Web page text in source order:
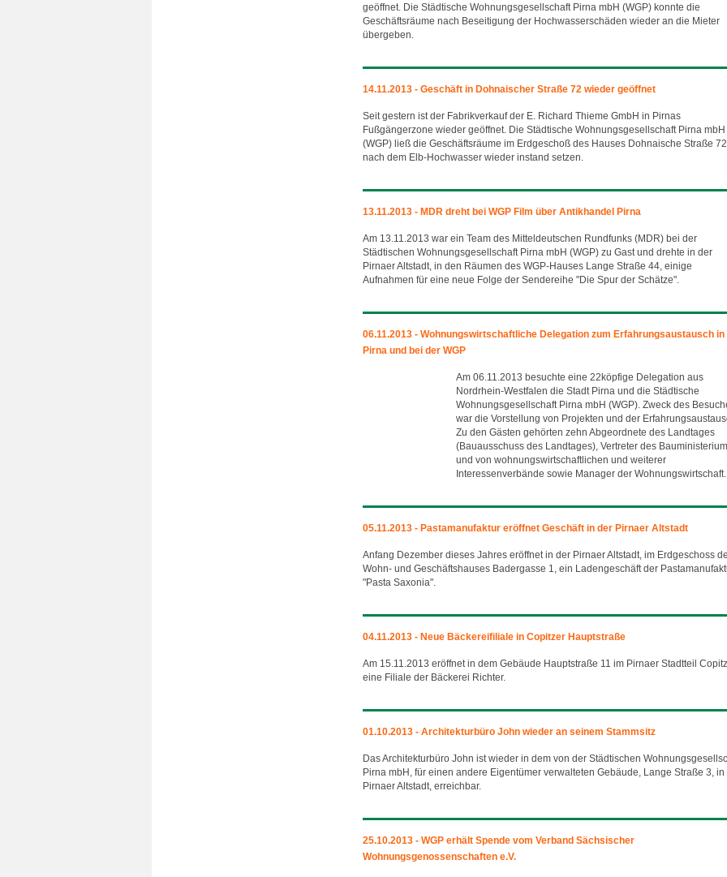
geöffnet. Die Städtische Wohnungsgesellschaft Pirna mbH (WGP) konnte die
Geschäftsräume nach Beseitigung der Hochwasserschäden wieder an die Mieter
übergeben.
14.11.2013 - Geschäft in Dohnaischer Straße 72 wieder geöffnet
Seit gestern ist der Fabrikverkauf der E. Richard Thieme GmbH in Pirnas
Fußgängerzone wieder geöffnet. Die Städtische Wohnungsgesellschaft Pirna mbH
(WGP) ließ die Geschäftsräume im Erdgeschoß des Hauses Dohnaische Straße 72
nach dem Elb-Hochwasser wieder instand setzen.
13.11.2013 - MDR dreht bei WGP Film über Antikhandel Pirna
Am 13.11.2013 war ein Team des Mitteldeutschen Rundfunks (MDR) bei der
Städtischen Wohnungsgesellschaft Pirna mbH (WGP) zu Gast und drehte in der
Pirnaer Altstadt, in den Räumen des WGP-Hauses Lange Straße 44, einige
Aufnahmen für eine neue Folge der Sendereihe "Die Spur der Schätze".
06.11.2013 - Wohnungswirtschaftliche Delegation zum Erfahrungsaustausch in
Pirna und bei der WGP
Am 06.11.2013 besuchte eine 22köpfige Delegation aus
Nordrhein-Westfalen die Stadt Pirna und die Städtische
Wohnungsgesellschaft Pirna mbH (WGP). Zweck des
war die Vorstellung von Projekten und der
Zu den Gästen gehörten zehn Abgeordnete des Landtages
(Bauausschuss des Landtages), Vertreter des
und von wohnungswirtschaftlichen und weiterer
Interessenverbände sowie Manager der Wohnungswirtschaft.
05.11.2013 - Pastamanufaktur eröffnet Geschäft in der Pirnaer Altstadt
Anfang Dezember dieses Jahres eröffnet in der Pirnaer Altstadt, im Erdgeschoss
Wohn- und Geschäftshauses Badergasse 1, ein Ladengeschäft der
"Pasta Saxonia".
04.11.2013 - Neue Bäckereifiliale in Copitzer Hauptstraße
Am 15.11.2013 eröffnet in dem Gebäude Hauptstraße 11 im Pirnaer Stadtteil Copitz
eine Filiale der Bäckerei Richter.
01.10.2013 - Architekturbüro John wieder an seinem Stammsitz
Das Architekturbüro John ist wieder in dem von der Städtischen
Pirna mbH, für einen andere Eigentümer verwalteten Gebäude, Lange Straße 3, in
Pirnaer Altstadt, erreichbar.
25.10.2013 - WGP erhält Spende vom Verband Sächsischer
Wohnungsgenossenschaften e.V.